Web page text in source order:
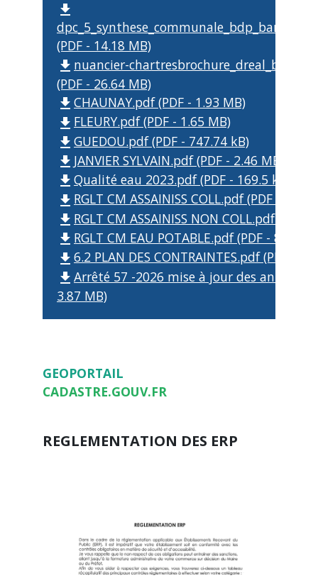
file_download
(PDF - 14.18 MB)
file_download nuancier-
(PDF - 26.64 MB)
file_download CHAUNAY.pdf (PDF - 1.93 MB)
file_download FLEURY.pdf (PDF - 1.65 MB)
file_download GUEDOU.pdf (PDF - 747.74 kB)
file_download JANVIER SYLVAIN.pdf (PDF - 2.46 MB)
file_download Qualité eau 2023.pdf (PDF - 169.5 kB)
file_download RGLT CM ASSAINISS COLL.pdf (PDF - 1.37
file_download RGLT CM ASSAINISS NON COLL.pdf (PDF
file_download RGLT CM EAU POTABLE.pdf (PDF - 834.45
file_download 6.2 PLAN DES CONTRAINTES.pdf (PDF -
file_download Arrêté 57 -2026 mise à jour des annexes
3.87 MB)
GEOPORTAIL
CADASTRE.GOUV.FR
REGLEMENTATION DES ERP